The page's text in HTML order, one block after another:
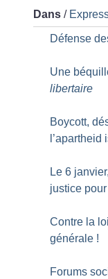
Dans /
Défense
Une
libertaire
Boycott,
l’apartheid
Le 6
justice
Contre la
générale !
Forums